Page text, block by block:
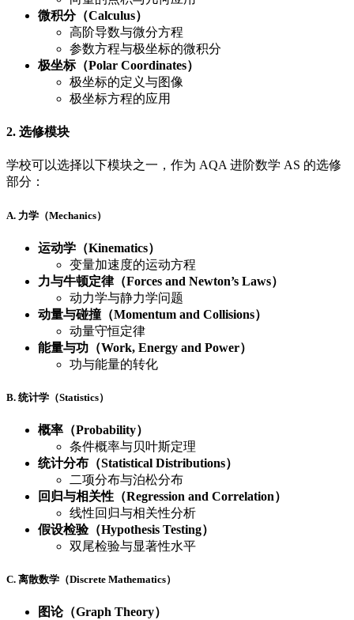
微积分（Calculus）
高阶导数与微分方程
参数方程与极坐标的微积分
极坐标（Polar Coordinates）
极坐标的定义与图像
极坐标方程的应用
2. 选修模块
学校可以选择以下模块之一，作为 AQA 进阶数学 AS 的选修
部分：
A. 力学（Mechanics）
运动学（Kinematics）
变量加速度的运动方程
力与牛顿定律（Forces and Newton’s Laws）
动力学与静力学问题
动量与碰撞（Momentum and Collisions）
动量守恒定律
能量与功（Work, Energy and Power）
功与能量的转化
B. 统计学（Statistics）
概率（Probability）
条件概率与贝叶斯定理
统计分布（Statistical Distributions）
二项分布与泊松分布
回归与相关性（Regression and Correlation）
线性回归与相关性分析
假设检验（Hypothesis Testing）
双尾检验与显著性水平
C. 离散数学（Discrete Mathematics）
图论（Graph Theory）